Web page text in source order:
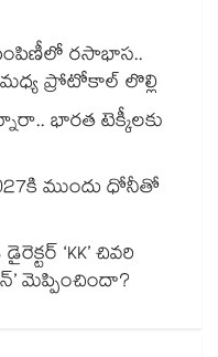
రసాభాస..
ప్రోటోకాల్ లొల్లి
భారత టెక్కీలకు
ముందు ధోనీతో
‘KK’ చివరి
మెప్పించిందా?